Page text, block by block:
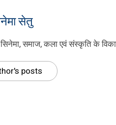
सेतु
सिनेमा, समाज, कला एवं संस्कृति के
posts